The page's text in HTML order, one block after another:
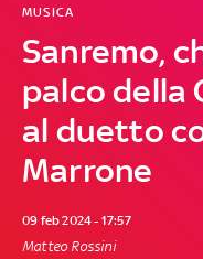
Sanremo,
palco della
al duetto
Marrone
MUSICA
09 feb 2024 - 17:57
Matteo Rossini